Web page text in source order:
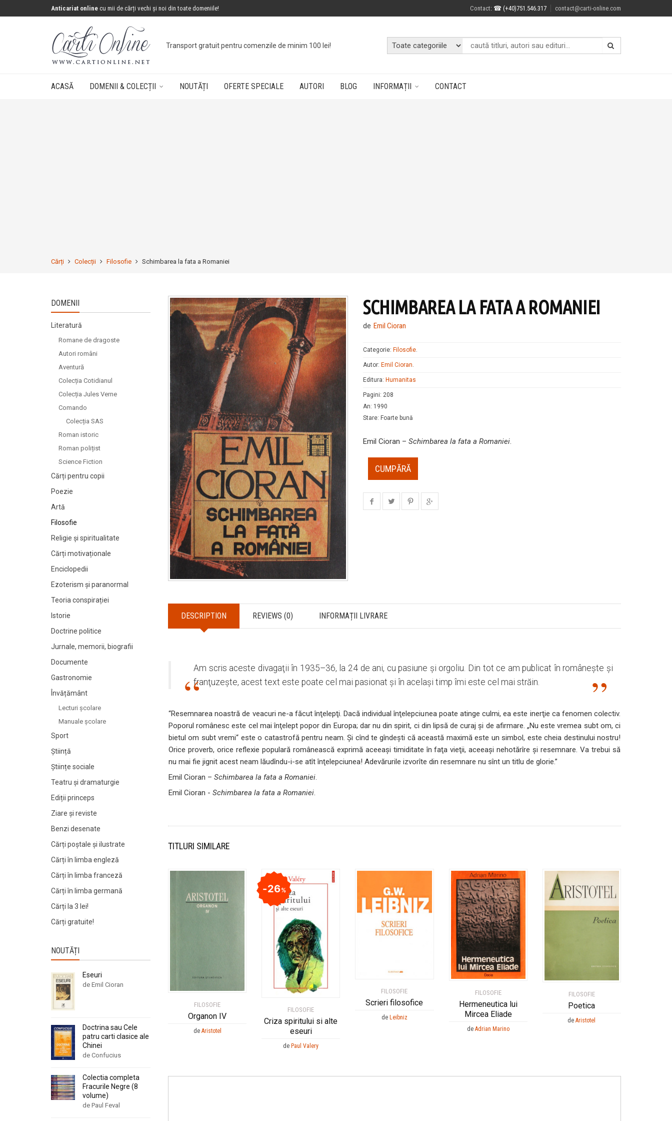
Anticariat online cu mii de cărți vechi și noi din toate domeniile! Contact: ☎ (+40)751.546.317 contact@carti-online.com
Transport gratuit pentru comenzile de minim 100 lei!
ACASĂ DOMENII & COLECȚII NOUTĂȚI OFERTE SPECIALE AUTORI BLOG INFORMAȚII CONTACT
Cărți Colecții Filosofie Schimbarea la fata a Romaniei
SCHIMBAREA LA FATA A ROMANIEI
de Emil Cioran
Categorie: Filosofie.
Autor: Emil Cioran.
Editura: Humanitas
Pagini: 208
An: 1990
Stare: Foarte bună
Emil Cioran – Schimbarea la fata a Romaniei.
CUMPĂRĂ
DESCRIPTION REVIEWS (0) INFORMAȚII LIVRARE
Am scris aceste divagaţii în 1935–36, la 24 de ani, cu pasiune şi orgoliu. Din tot ce am publicat în româneşte şi
franţuzeşte, acest text este poate cel mai pasionat şi în acelaşi timp îmi este cel mai străin.
“Resemnarea noastră de veacuri ne-a făcut înţelepţi. Dacă individual înţelepciunea poate atinge culmi, ea este inerţie ca fenomen colectiv.
Poporul românesc este cel mai înţelept popor din Europa; dar nu din spirit, ci din lipsă de curaj şi de afirmare. „Nu este vremea subt om, ci
bietul om subt vremi“ este o catastrofă pentru neam. Şi cînd te gîndeşti că această maximă este un simbol, este cheia destinului nostru!
Orice proverb, orice reflexie populară românească exprimă aceeaşi timiditate în faţa vieţii, aceeaşi nehotărîre şi resemnare. Va trebui să
nu mai fie jignit acest neam lăudîndu-i-se atît înţelepciunea! Adevărurile izvorîte din resemnare nu sînt un titlu de glorie.”
Emil Cioran – Schimbarea la fata a Romaniei.
Emil Cioran - Schimbarea la fata a Romaniei.
TITLURI SIMILARE
FILOSOFIE
Organon IV
de Aristotel
FILOSOFIE
Criza spiritului si alte
eseuri
26%
dePaul Valery
FILOSOFIE
Scrieri filosofice
de Leibniz
FILOSOFIE
Hermeneutica lui
Mircea Eliade
de Adrian Marino
FILOSOFIE
Poetica
deAristotel
DOMENII
Literatură
Romane de dragoste
Autori români
Aventură
Colecția Cotidianul
Colecția Jules Verne
Comando
Colecția SAS
Roman istoric
Roman polițist
Science Fiction
Cărți pentru copii
Poezie
Artă
Filosofie
Religie și spiritualitate
Cărți motivaționale
Enciclopedii
Ezoterism și paranormal
Teoria conspirației
Istorie
Doctrine politice
Jurnale, memorii, biografii
Documente
Gastronomie
Învățământ
Lecturi şcolare
Manuale şcolare
Sport
Știință
Științe sociale
Teatru și dramaturgie
Ediții princeps
Ziare şi reviste
Benzi desenate
Cărți poștale și ilustrate
Cărți în limba engleză
Cărți în limba franceză
Cărți în limba germană
Cărți la 3 lei!
Cărți gratuite!
NOUTĂȚI
Eseuri
de Emil Cioran
Doctrina sau Cele
patru carti clasice ale
Chinei
de Confucius
Colectia completa
Fracurile Negre (8
volume)
de Paul Feval